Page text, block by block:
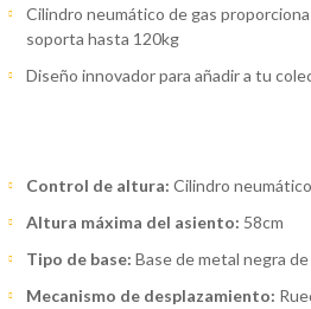
Cilindro neumático de gas
soporta hasta 120kg
Diseño innovador para añadir a tu
Control de altura: Cilindro
Altura máxima del asiento: 58cm
Tipo de base: Base de metal negra
Mecanismo de desplazamiento: